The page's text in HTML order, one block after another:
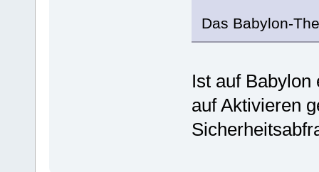
Das Babylon-
Ist auf
auf Aktivieren